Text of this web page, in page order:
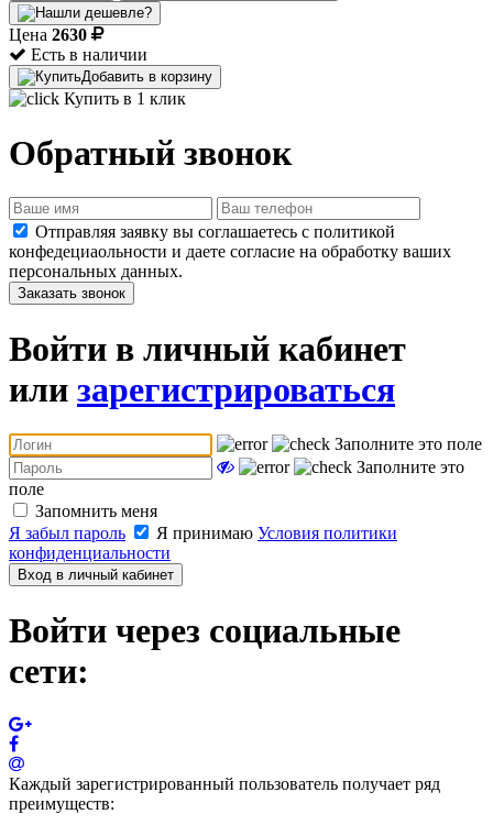
Цена 2630
Есть в наличии
Добавить в корзину
Купить в 1 клик
Обратный звонок
Отправляя заявку вы соглашаетесь с политикой
конфедециаольности и даете согласие на обработку ваших
персональных данных.
Заказать звонок
Войти в личный кабинет
или зарегистрироваться
Заполните это поле
Заполните это
поле
Запомнить меня
Я забыл пароль
Я принимаю Условия политики
конфиденциальности
Вход в личный кабинет
Войти через социальные
сети:
Каждый зарегистрированный пользователь получает ряд
преимуществ: